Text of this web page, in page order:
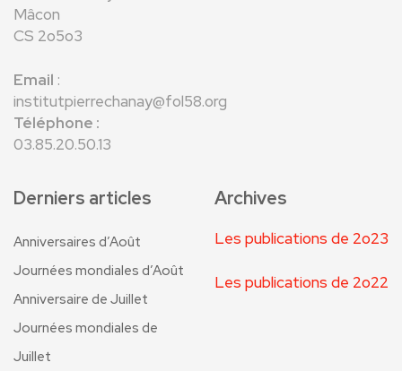
Mâcon
CS 2o5o3
Email :
institutpierrechanay@fol58.org
Téléphone :
03.85.20.50.13
Derniers articles
Anniversaires d’Août
Journées mondiales d’Août
Anniversaire de Juillet
Journées mondiales de
Juillet
Archives
Les publications de 2o23
Les publications de 2o22